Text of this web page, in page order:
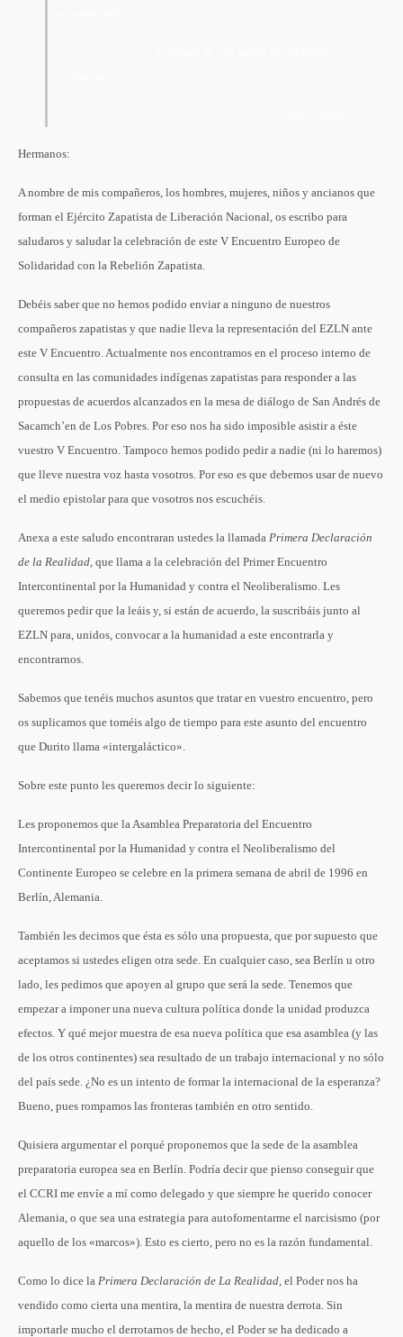
Hermanos:
A nombre de mis compañeros, los hombres, mujeres, niños y ancianos que
forman el Ejército Zapatista de Liberación Nacional, os escribo para
saludaros y saludar la celebración de este V Encuentro Europeo de
Solidaridad con la Rebelión Zapatista.
Debéis saber que no hemos podido enviar a ninguno de nuestros
compañeros zapatistas y que nadie lleva la representación del EZLN ante
este V Encuentro. Actualmente nos encontramos en el proceso interno de
consulta en las comunidades indígenas zapatistas para responder a las
propuestas de acuerdos alcanzados en la mesa de diálogo de San Andrés de
Sacamch’en de Los Pobres. Por eso nos ha sido imposible asistir a éste
vuestro V Encuentro. Tampoco hemos podido pedir a nadie (ni lo haremos)
que lleve nuestra voz hasta vosotros. Por eso es que debemos usar de nuevo
el medio epistolar para que vosotros nos escuchéis.
Anexa a este saludo encontraran ustedes la llamada Primera Declaración
de la Realidad, que llama a la celebración del Primer Encuentro
Intercontinental por la Humanidad y contra el Neoliberalismo. Les
queremos pedir que la leáis y, si están de acuerdo, la suscribáis junto al
EZLN para, unidos, convocar a la humanidad a este encontrarla y
encontrarnos.
Sabemos que tenéis muchos asuntos que tratar en vuestro encuentro, pero
os suplicamos que toméis algo de tiempo para este asunto del encuentro
que Durito llama «intergaláctico».
Sobre este punto les queremos decir lo siguiente:
Les proponemos que la Asamblea Preparatoria del Encuentro
Intercontinental por la Humanidad y contra el Neoliberalismo del
Continente Europeo se celebre en la primera semana de abril de 1996 en
Berlín, Alemania.
También les decimos que ésta es sólo una propuesta, que por supuesto que
aceptamos si ustedes eligen otra sede. En cualquier caso, sea Berlín u otro
lado, les pedimos que apoyen al grupo que será la sede. Tenemos que
empezar a imponer una nueva cultura política donde la unidad produzca
efectos. Y qué mejor muestra de esa nueva política que esa asamblea (y las
de los otros continentes) sea resultado de un trabajo internacional y no sólo
del país sede. ¿No es un intento de formar la internacional de la esperanza?
Bueno, pues rompamos las fronteras también en otro sentido.
Quisiera argumentar el porqué proponemos que la sede de la asamblea
preparatoria europea sea en Berlín. Podría decir que pienso conseguir que
el CCRI me envíe a mí como delegado y que siempre he querido conocer
Alemania, o que sea una estrategia para autofomentarme el narcisismo (por
aquello de los «marcos»). Esto es cierto, pero no es la razón fundamental.
Como lo dice la Primera Declaración de La Realidad, el Poder nos ha
vendido como cierta una mentira, la mentira de nuestra derrota. Sin
importarle mucho el derrotarnos de hecho, el Poder se ha dedicado a